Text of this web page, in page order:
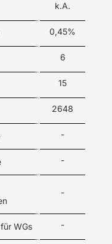
k.A.
0,45%
6
15
2648
-
-
-
WGs -